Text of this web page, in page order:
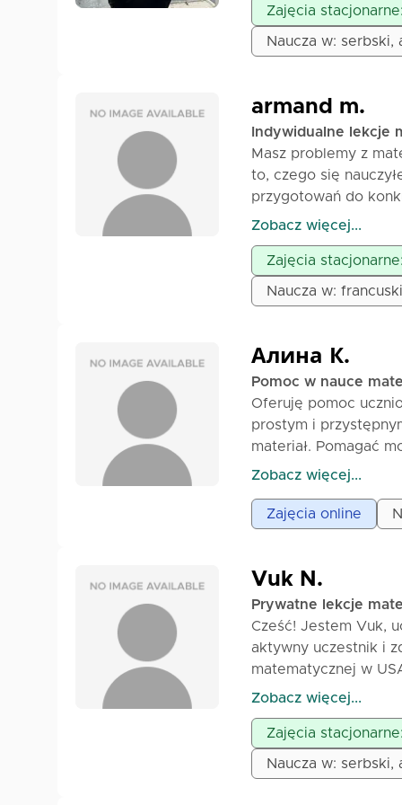
Zajęcia
Naucza w: serbski,
armand m.
Indywidualne lekcje
Masz problemy z
to, czego się
przygotowań do
zadowolenie na
w stanie zrozumieć i
Zobacz więcej...
Zajęcia
Naucza w: francuski
Алина К.
Pomoc w nauce
Oferuję pomoc
prostym i
materiał. Pomagać
sprawdzianów.
dowolnego miejsca.
poziom ucznia i
i aktualna wiedza
możliwe dla
skontaktuj się ze
Zobacz więcej...
Zajęcia online
Vuk N.
Prywatne lekcje
Cześć! Jestem Vuk,
aktywny uczestnik i
matematycznej w
uczniów szkół
prestiżowej
konkursach.
poprawianiu ocen i
Zobacz więcej...
Zajęcia
Naucza w: serbski,